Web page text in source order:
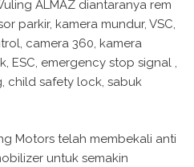
ALMAZ diantaranya rem
parkir, kamera mundur, VSC,
camera 360, kamera
ESC, emergency stop signal ,
child safety lock, sabuk
Motors telah membekali anti
untuk semakin